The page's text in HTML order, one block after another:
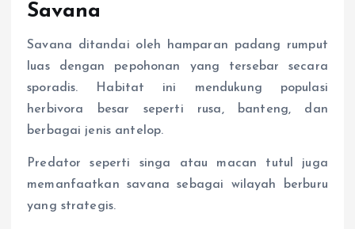
Savana
Savana ditandai oleh hamparan padang rumput
luas dengan pepohonan yang tersebar secara
sporadis. Habitat ini mendukung populasi
herbivora besar seperti rusa, banteng, dan
berbagai jenis antelop.
Predator seperti singa atau macan tutul juga
memanfaatkan savana sebagai wilayah berburu
yang strategis.